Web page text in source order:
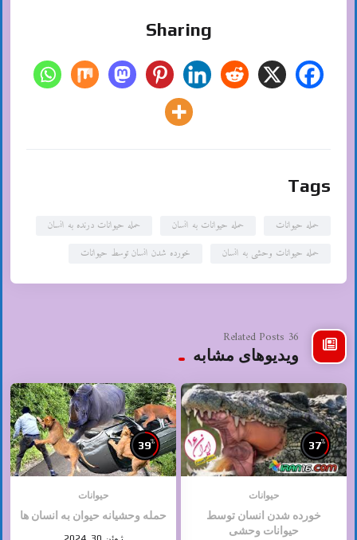
Sharing
Tags
حمله حیوانات حمله حیوانات به انسان
حمله حیوانات درنده به انسان
حمله حیوانات وحشی به انسان
خورده شدن انسان توسط حیوانات
36 Related Posts
ویدیوهای مشابه
37%
حیوانات
خورده شدن انسان توسط
حیوانات وحشی
39%
حیوانات
حمله وحشیانه حیوان به انسان ها